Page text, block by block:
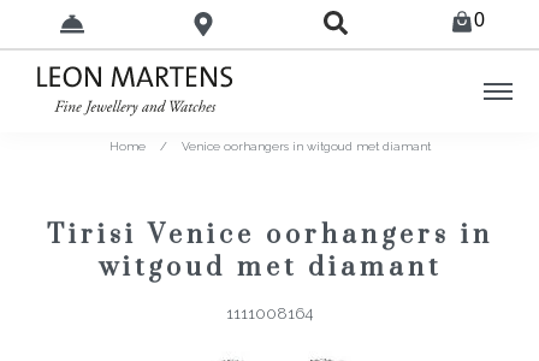
0
Home / Venice oorhangers in witgoud met diamant
Tirisi Venice oorhangers in
witgoud met diamant
1111008164